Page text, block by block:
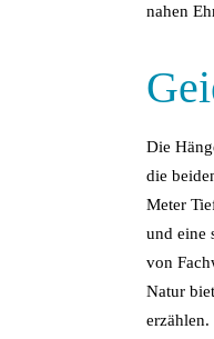
nahen
Die
die
Meter
und eine
von
Natur